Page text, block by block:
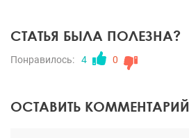
СТАТЬЯ БЫЛА ПОЛЕЗНА?
Понравилось: 4 0
ОСТАВИТЬ КОММЕНТАРИЙ